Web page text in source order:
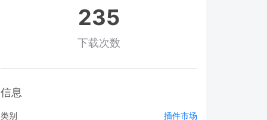
235
下载次数
信息
类别 插件市场